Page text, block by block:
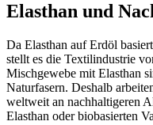
Elasthan und
Da Elasthan auf Erdöl
stellt es die Textilindustrie
Mischgewebe mit Elasthan
Naturfasern. Deshalb
weltweit an nachhaltigeren
Elasthan oder biobasierten